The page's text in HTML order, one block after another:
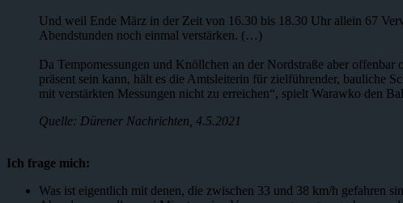
Und weil Ende März in der Zeit von 16.30 bis 18.30 Uhr allein 67
Abendstunden noch einmal verstärken. (…)
Da Tempomessungen und Knöllchen an der Nordstraße aber
präsent sein kann, hält es die Amtsleiterin für zielführender, bauliche
mit verstärkten Messungen nicht zu erreichen“, spielt Warawko den
Quelle: Dürener Nachrichten, 4.5.2021
Ich frage mich:
Was ist eigentlich mit denen, die zwischen 33 und 38 km/h gefahren